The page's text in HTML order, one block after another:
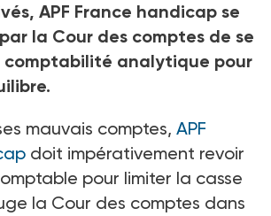
APF France handicap se
la Cour des comptes de se
comptabilité analytique pour
mauvais comptes, APF
doit impérativement revoir
pour limiter la casse
la Cour des comptes dans